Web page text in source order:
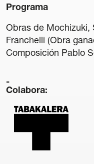
Programa
Obras de Mochizuki,
Franchelli (Obra
Composición Pablo
Colabora: